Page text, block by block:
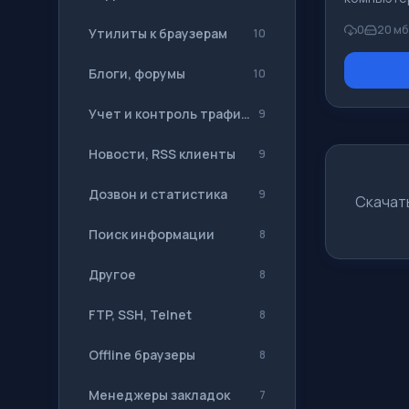
Утилиты к браузерам 10
Блоги, форумы 10
Учет и контроль трафика 9
Новости, RSS клиенты 9
Дозвон и статистика 9
Поиск информации 8
Другое 8
FTP, SSH, Telnet 8
Offline браузеры 8
Менеджеры закладок 7
Найти в
интернет
других
Сущность
После
0 20 мб